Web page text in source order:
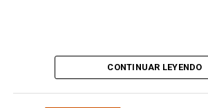
tele y donde sea
hacer justicia.”
CONTINUAR LEYENDO